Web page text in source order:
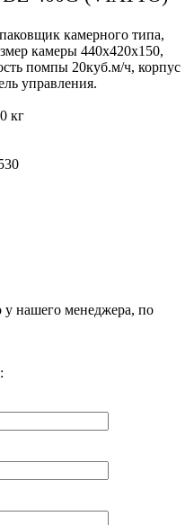
камерного типа,
камеры 440x420x150,
помпы 20куб.м/ч, корпус
управления.
кг
нашего менеджера, по